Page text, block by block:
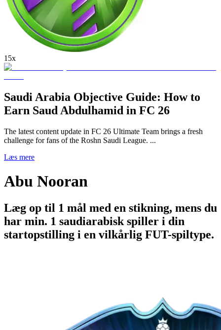
15x
Saudi Arabia Objective Guide: How to
Earn Saud Abdulhamid in FC 26
The latest content update in FC 26 Ultimate Team brings a fresh
challenge for fans of the Roshn Saudi League. ...
Læs mere
Abu Nooran
Læg op til 1 mål med en stikning, mens du
har min. 1 saudiarabisk spiller i din
startopstilling i en vilkårlig FUT-spiltype.